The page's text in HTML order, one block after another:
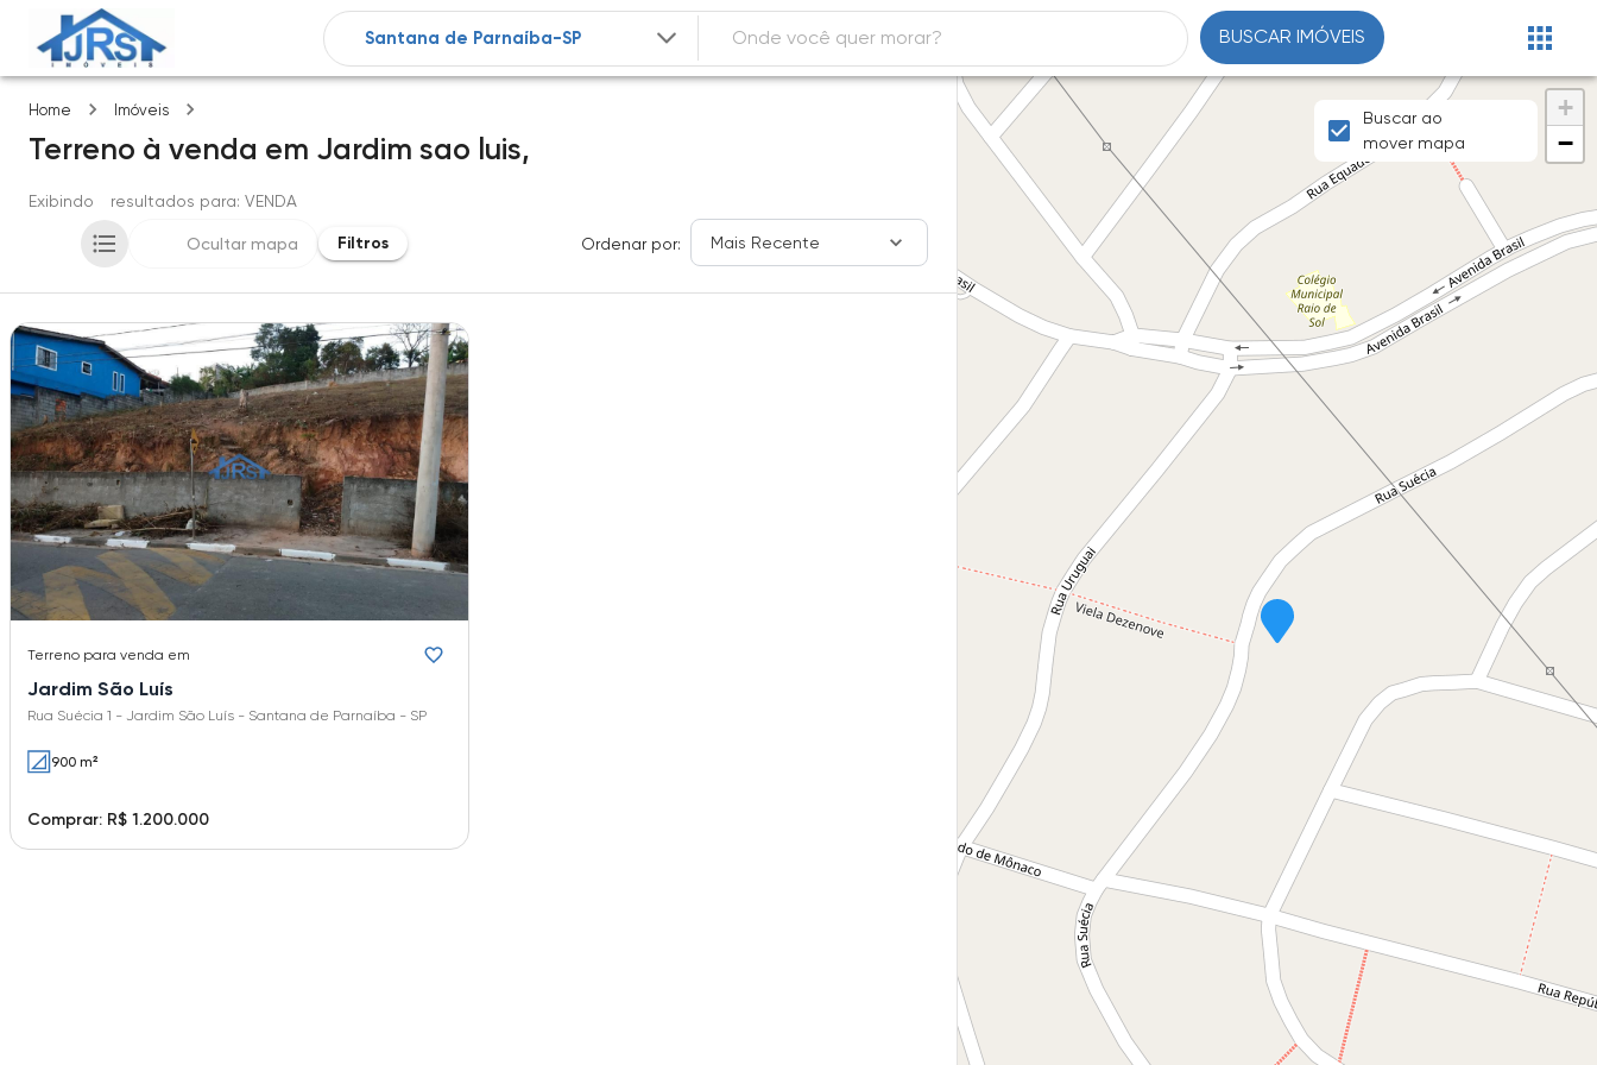
BUSCAR IMÓVEIS
Home Imóveis
Terreno à venda em Jardim sao luis,
Exibindo resultados para: VENDA
Ocultar mapa Filtros Ordenar por: Mais Recente
Terreno para venda em
Jardim São Luís
Rua Suécia 1 - Jardim São Luís - Santana de Parnaíba - SP
900 m²
Comprar: R$ 1.200.000
+
−
Buscar ao
mover mapa